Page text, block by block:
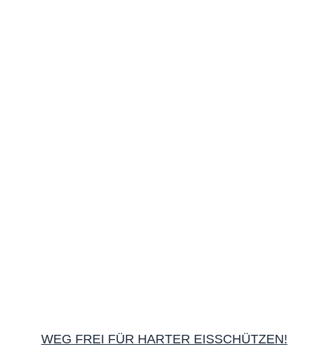
WEG FREI FÜR HARTER EISSCHÜTZEN!